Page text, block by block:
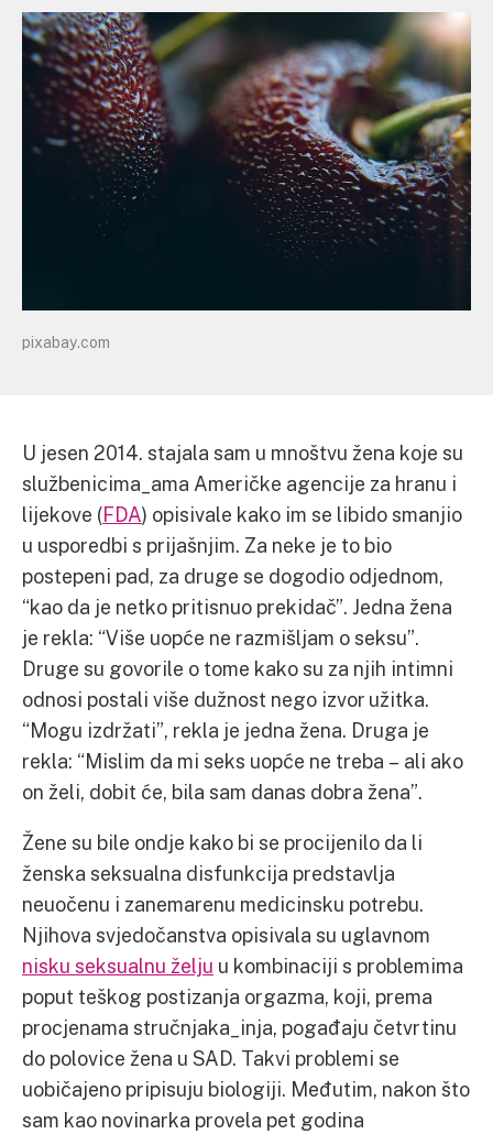
pixabay.com
U jesen 2014. stajala sam u mnoštvu žena koje su
službenicima_ama Američke agencije za hranu i
lijekove (FDA) opisivale kako im se libido smanjio
u usporedbi s prijašnjim. Za neke je to bio
postepeni pad, za druge se dogodio odjednom,
“kao da je netko pritisnuo prekidač”. Jedna žena
je rekla: “Više uopće ne razmišljam o seksu”.
Druge su govorile o tome kako su za njih intimni
odnosi postali više dužnost nego izvor užitka.
“Mogu izdržati”, rekla je jedna žena. Druga je
rekla: “Mislim da mi seks uopće ne treba – ali ako
on želi, dobit će, bila sam danas dobra žena”.
Žene su bile ondje kako bi se procijenilo da li
ženska seksualna disfunkcija predstavlja
neuočenu i zanemarenu medicinsku potrebu.
Njihova svjedočanstva opisivala su uglavnom
nisku seksualnu želju u kombinaciji s problemima
poput teškog postizanja orgazma, koji, prema
procjenama stručnjaka_inja, pogađaju četvrtinu
do polovice žena u SAD. Takvi problemi se
uobičajeno pripisuju biologiji. Međutim, nakon što
sam kao novinarka provela pet godina